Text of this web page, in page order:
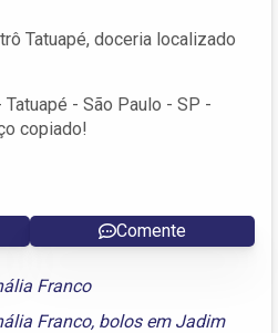
Tatuapé, doceria localizado
- São Paulo - SP -
copiado!
Comente
Franco
Franco, bolos em Jadim